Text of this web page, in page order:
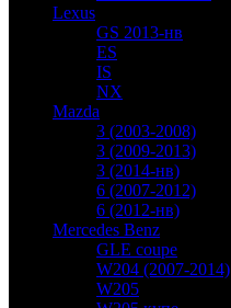
Lexus
GS 2013-нв
ES
IS
NX
Mazda
3 (2003-2008)
3 (2009-2013)
3 (2014-нв)
6 (2007-2012)
6 (2012-нв)
Mercedes Benz
GLE coupe
W204 (2007-2014)
W205